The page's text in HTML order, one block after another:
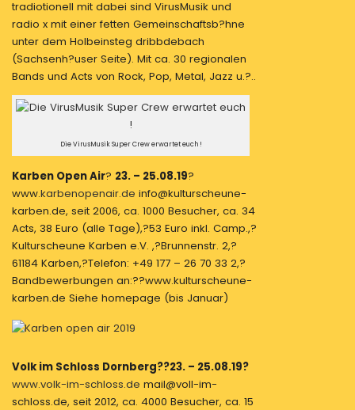
tradiotionell mit dabei sind VirusMusik und
radio x mit einer fetten Gemeinschaftsb?hne
unter dem Holbeinsteg dribbdebach
(Sachsenh?user Seite). Mit ca. 30 regionalen
Bands und Acts von Rock, Pop, Metal, Jazz u.?..
Die VirusMusik Super Crew erwartet euch !
Karben Open Air? 23. – 25.08.19?
www.karbenopenair.de info@kulturscheune-
karben.de, seit 2006, ca. 1000 Besucher, ca. 34
Acts, 38 Euro (alle Tage),?53 Euro inkl. Camp.,?
Kulturscheune Karben e.V. ,?Brunnenstr. 2,?
61184 Karben,?Telefon: +49 177 – 26 70 33 2,?
Bandbewerbungen an:??www.kulturscheune-
karben.de Siehe homepage (bis Januar)
Volk im Schloss Dornberg??23. – 25.08.19?
www.volk-im-schloss.de mail@voll-im-
schloss.de, seit 2012, ca. 4000 Besucher, ca. 15